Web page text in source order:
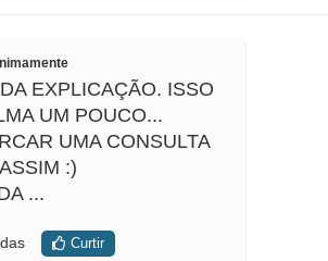
EXPLICAÇÃO. ISSO
UM POUCO...
UMA CONSULTA
:)
...
Curtir